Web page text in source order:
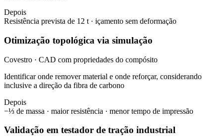
Depois
Resistência prevista de 12 t · içamento sem deformação
Otimização topológica via simulação
Covestro · CAD com propriedades do compósito
Identificar onde remover material e onde reforçar, considerando
inclusive a direção da fibra de carbono
Depois
−⅓ de massa · maior resistência · menor tempo de impressão
Validação em testador de tração industrial